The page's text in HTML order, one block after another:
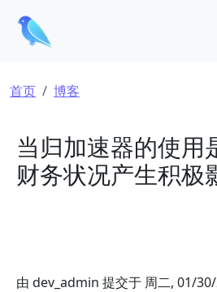
面包屑
首页 博客
当归加速器的使用
财务状况产生积极
由 dev_admin 提交于 周二, 01/